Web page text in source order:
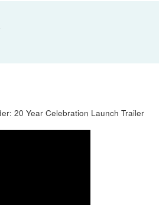
20 Year Celebration Launch Trailer